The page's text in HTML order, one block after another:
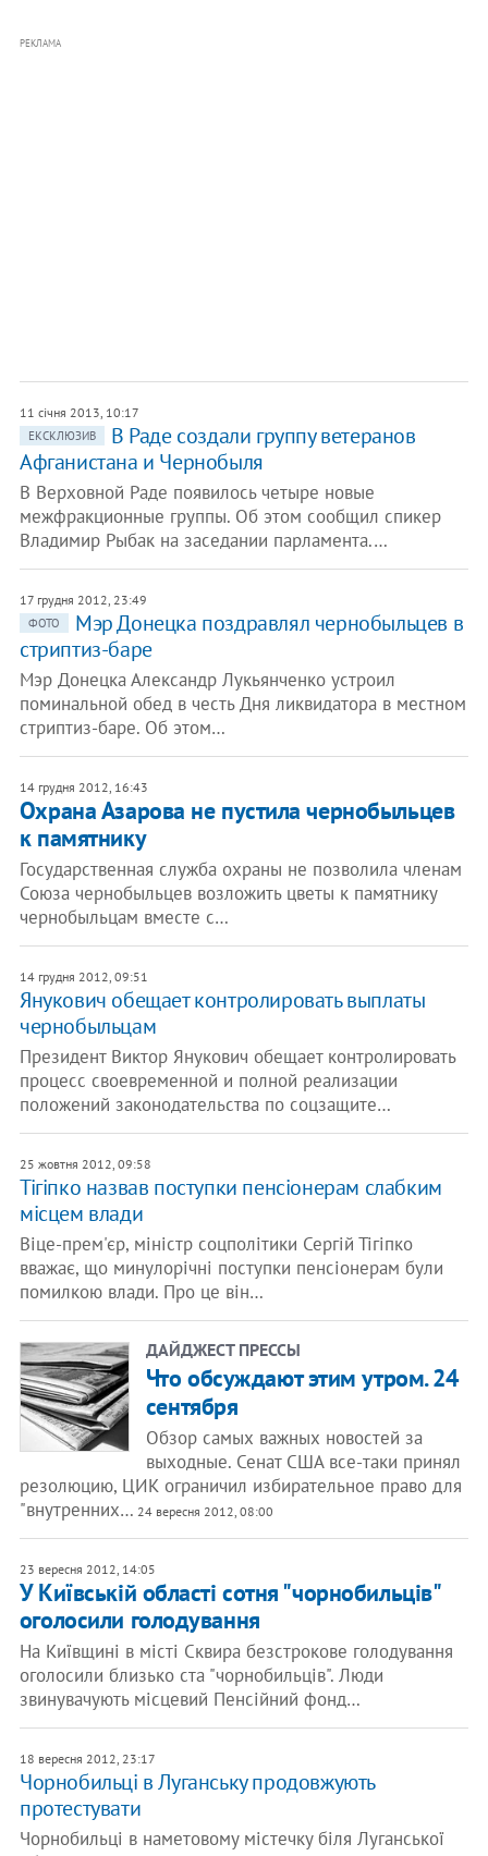
РЕКЛАМА
11 січня 2013, 10:17
ЕКСКЛЮЗИВ
В Раде создали группу ветеранов
Афганистана и Чернобыля
В Верховной Раде появилось четыре новые
межфракционные группы. Об этом сообщил спикер
Владимир Рыбак на заседании парламента.…
17 грудня 2012, 23:49
ФОТО
Мэр Донецка поздравлял чернобыльцев в
стриптиз-баре
Мэр Донецка Александр Лукьянченко устроил
поминальной обед в честь Дня ликвидатора в местном
стриптиз-баре. Об этом…
14 грудня 2012, 16:43
Охрана Азарова не пустила чернобыльцев
к памятнику
Государственная служба охраны не позволила членам
Союза чернобыльцев возложить цветы к памятнику
чернобыльцам вместе с…
14 грудня 2012, 09:51
Янукович обещает контролировать выплаты
чернобыльцам
Президент Виктор Янукович обещает контролировать
процесс своевременной и полной реализации
положений законодательства по соцзащите…
25 жовтня 2012, 09:58
Тігіпко назвав поступки пенсіонерам слабким
місцем влади
Віце-прем'єр, міністр соцполітики Сергій Тігіпко
вважає, що минулорічні поступки пенсіонерам були
помилкою влади. Про це він…
ДАЙДЖЕСТ ПРЕССЫ
Что обсуждают этим утром. 24
сентября
Обзор самых важных новостей за
выходные. Сенат США все-таки принял
резолюцию, ЦИК ограничил избирательное право для
"внутренних… 24 вересня 2012, 08:00
23 вересня 2012, 14:05
У Київській області сотня "чорнобильців"
оголосили голодування
На Київщині в місті Сквира безстрокове голодування
оголосили близько ста "чорнобильців". Люди
звинувачують місцевий Пенсійний фонд…
18 вересня 2012, 23:17
Чорнобильці в Луганську продовжують
протестувати
Чорнобильці в наметовому містечку біля Луганської